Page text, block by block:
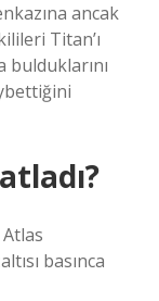
ancak
Titan’ı
basınca